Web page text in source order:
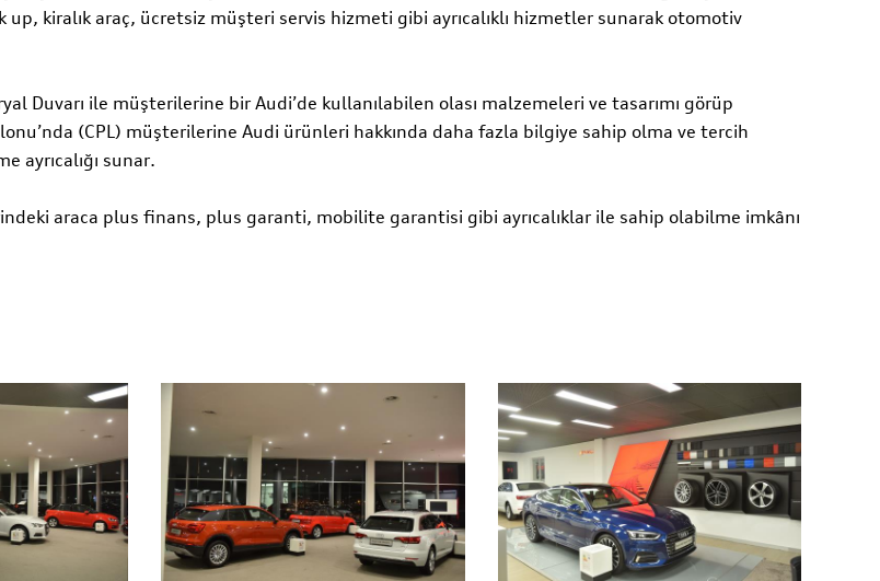
kiralık araç, ücretsiz müşteri servis hizmeti gibi ayrıcalıklı hizmetler sunarak otomotiv
ile müşterilerine bir Audi’de kullanılabilen olası malzemeleri ve tasarımı görüp
(CPL) müşterilerine Audi ürünleri hakkında daha fazla bilgiye sahip olma ve tercih
ayrıcalığı sunar.
araca plus finans, plus garanti, mobilite garantisi gibi ayrıcalıklar ile sahip olabilme imkânı